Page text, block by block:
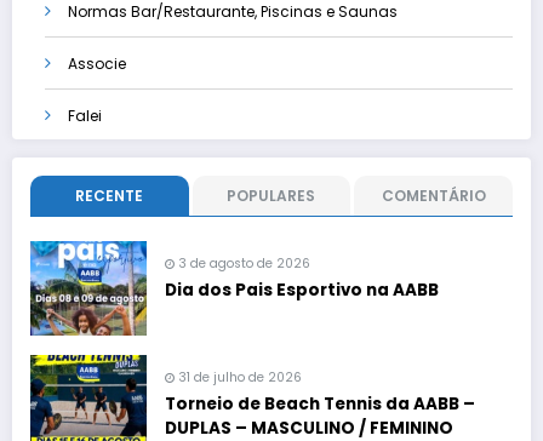
Normas Bar/Restaurante, Piscinas e Saunas
Associe
Falei
RECENTE POPULARES COMENTÁRIO
3 de agosto de 2026
Dia dos Pais Esportivo na AABB
31 de julho de 2026
Torneio de Beach Tennis da AABB –
DUPLAS – MASCULINO / FEMININO